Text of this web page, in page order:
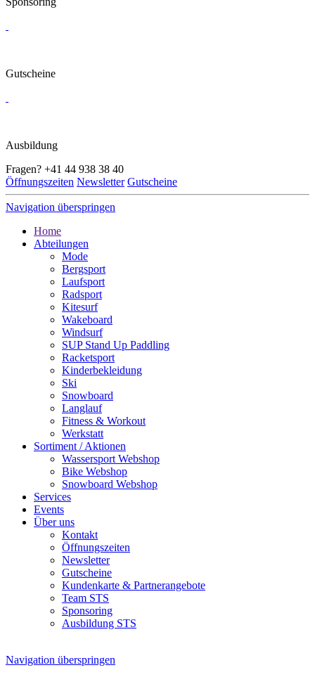
Gutscheine
Ausbildung
Fragen? +41 44 938 38 40
Öffnungszeiten Newsletter Gutscheine
Navigation überspringen
Home
Abteilungen
Mode
Bergsport
Laufsport
Radsport
Kitesurf
Wakeboard
Windsurf
SUP Stand Up Paddling
Racketsport
Kinderbekleidung
Ski
Snowboard
Langlauf
Fitness & Workout
Werkstatt
Sortiment / Aktionen
Wassersport Webshop
Bike Webshop
Snowboard Webshop
Services
Events
Über uns
Kontakt
Öffnungszeiten
Newsletter
Gutscheine
Kundenkarte & Partnerangebote
Team STS
Sponsoring
Ausbildung STS
Navigation überspringen